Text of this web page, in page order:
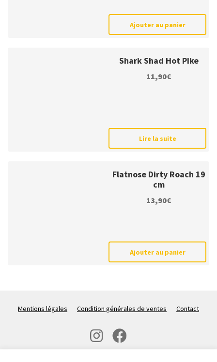
Ajouter au panier
Shark Shad Hot Pike
11,90€
Lire la suite
Flatnose Dirty Roach 19
cm
13,90€
Ajouter au panier
Mentions légales Condition générales de ventes Contact